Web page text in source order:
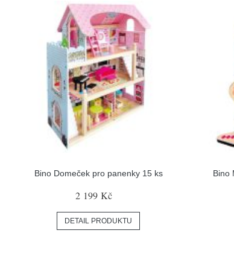
Bino Domeček pro panenky 15 ks
2 199 Kč
DETAIL PRODUKTU
Bino